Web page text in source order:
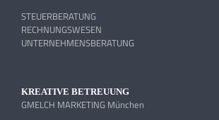
STEUERBERATUNG
RECHNUNGSWESEN
UNTERNEHMENSBERATUNG
KREATIVE BETREUUNG
GMELCH MARKETING München